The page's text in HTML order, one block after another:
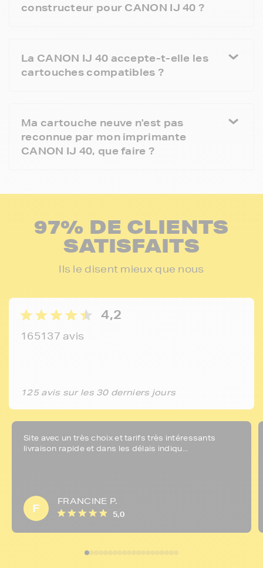
constructeur pour CANON IJ 40 ?
La CANON IJ 40 accepte-t-elle les
cartouches compatibles ?
Ma cartouche neuve n'est pas
reconnue par mon imprimante
CANON IJ 40, que faire ?
97% DE CLIENTS
SATISFAITS
Ils le disent mieux que nous
4,2
165137 avis
125 avis sur les 30 derniers jours
Site avec un très choix et tarifs très intéressants
livraison rapide et dans les délais indiqu...
F
FRANCINE P.
5,0